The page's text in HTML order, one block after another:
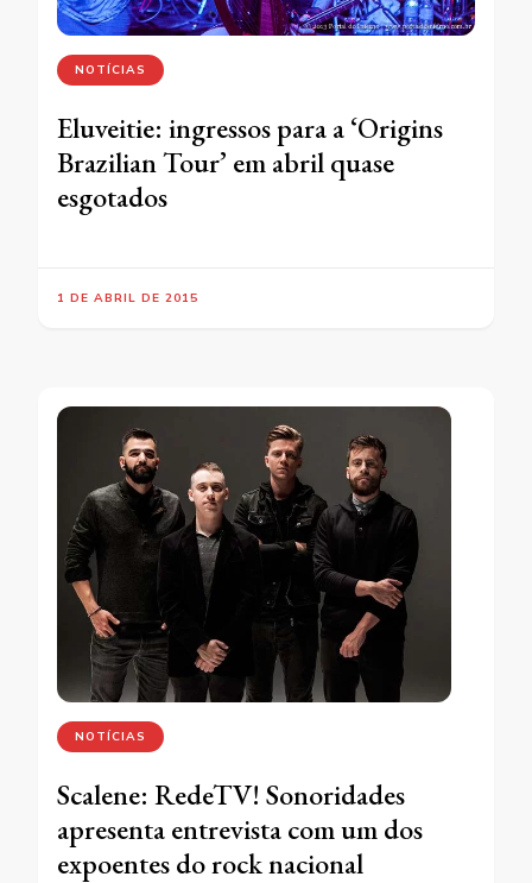
NOTÍCIAS
Eluveitie: ingressos para a ‘Origins
Brazilian Tour’ em abril quase
esgotados
1 DE ABRIL DE 2015
NOTÍCIAS
Scalene: RedeTV! Sonoridades
apresenta entrevista com um dos
expoentes do rock nacional